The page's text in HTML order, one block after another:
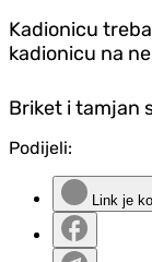
Kadionicu
kadionicu na
Briket i tamjan
Podijeli:
Link je